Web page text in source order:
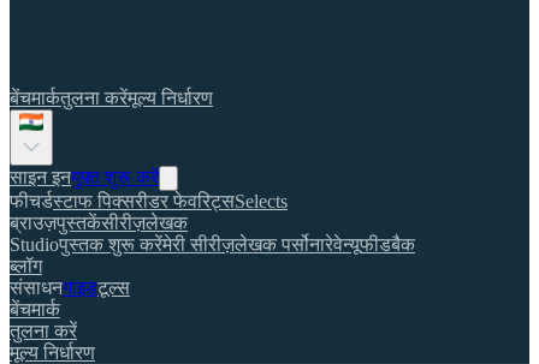
बेंचमार्कतुलना करेंमूल्य निर्धारण
साइन इनमुफ़्त शुरू करें
फीचर्डस्टाफ पिक्सरीडर फेवरिट्सSelects
ब्राउज़पुस्तकेंसीरीज़लेखक
Studioपुस्तक शुरू करेंमेरी सीरीज़लेखक पर्सोनारेवेन्यूफीडबैक
ब्लॉग
संसाधनगाइडटूल्स
बेंचमार्क
तुलना करें
मूल्य निर्धारण